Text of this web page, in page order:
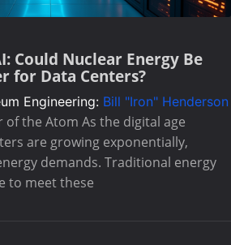
Could Nuclear Energy Be
for Data Centers?
Engineering: Bill "Iron" Henderson
of the Atom As the digital age
are growing exponentially,
demands. Traditional energy
to meet these